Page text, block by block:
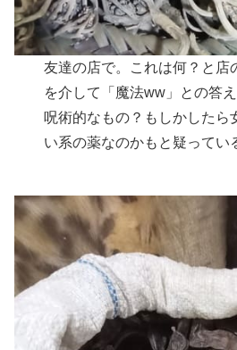
友達の店で。これは何？と店
を介して「魔法ww」との答え
呪術的なもの？もしかしたら
い系の薬なのかもと疑ってい